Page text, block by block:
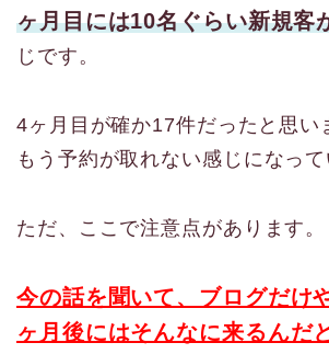
ヶ月目には10名ぐらい新規客
じです。
4ヶ月目が確か17件だったと思い
もう予約が取れない感じになって
ただ、ここで注意点があります。
今の話を聞いて、ブログだけ
ヶ月後にはそんなに来るんだ